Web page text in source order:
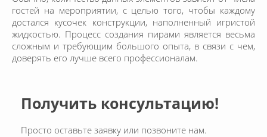
гостей на мероприятии, с целью того, чтобы каждому
достался кусочек конструкции, наполненный игристой
жидкостью. Процесс создания пирами является весьма
сложным и требующим большого опыта, в связи с чем,
доверять его лучше всего профессионалам.
Получить консультацию!
Просто оставьте заявку или позвоните нам.